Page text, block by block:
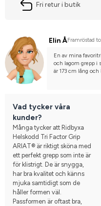
Fri retur i butik
Elin ÅFramröstad
En av mina
och lagom grepp i
är 173 cm lång
Vad tycker våra
kunder?
Många tycker att Ridbyxa
Helskodd Tri Factor Grip
ARIAT® är riktigt sköna med
ett perfekt grepp som inte är
för klistrigt. De är snygga,
har bra kvalitet och känns
mjuka samtidigt som de
håller formen väl.
Passformen är oftast bra,